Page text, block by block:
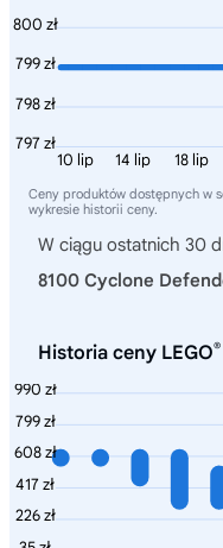
800 zł
799 zł
798 zł
797 zł
18 lip
14 lip
10 lip
Ceny produktów dostępnych w
wykresie historii ceny.
W ciągu ostatnich 30
8100 Cyclone
Historia ceny LEGO®
990 zł
799 zł
608 zł
417 zł
226 zł